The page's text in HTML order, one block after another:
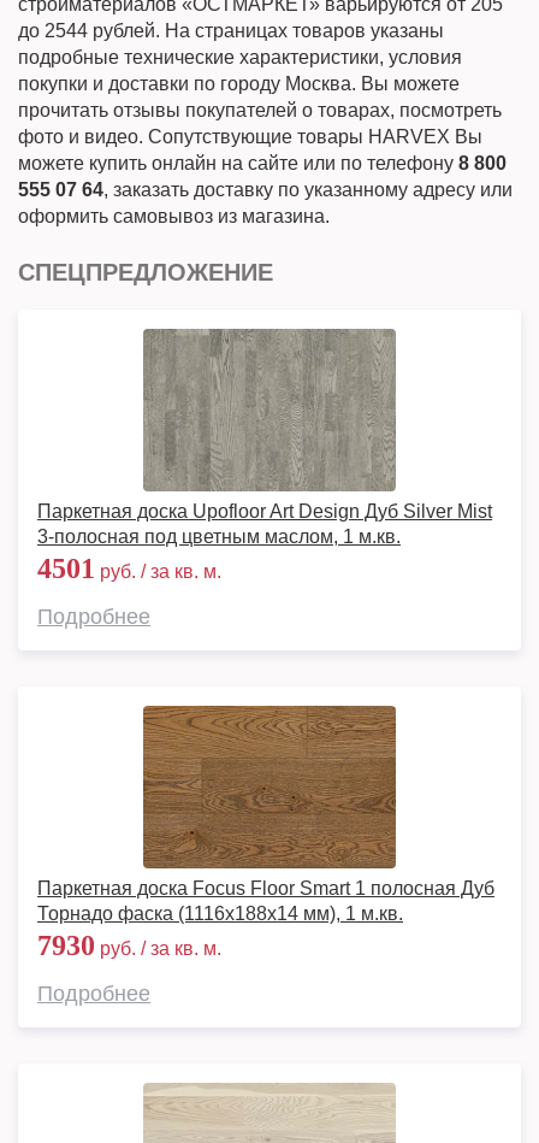
стройматериалов «ОСТМАРКЕТ» варьируются от 205
до 2544 рублей. На страницах товаров указаны
подробные технические характеристики, условия
покупки и доставки по городу Москва. Вы можете
прочитать отзывы покупателей о товарах, посмотреть
фото и видео. Сопутствующие товары HARVEX Вы
можете купить онлайн на сайте или по телефону 8 800
555 07 64, заказать доставку по указанному адресу или
оформить самовывоз из магазина.
СПЕЦПРЕДЛОЖЕНИЕ
Паркетная доска Upofloor Art Design Дуб Silver Mist
3-полосная под цветным маслом, 1 м.кв.
4501 руб. / за кв. м.
Подробнее
Паркетная доска Focus Floor Smart 1 полосная Дуб
Торнадо фаска (1116x188x14 мм), 1 м.кв.
7930 руб. / за кв. м.
Подробнее